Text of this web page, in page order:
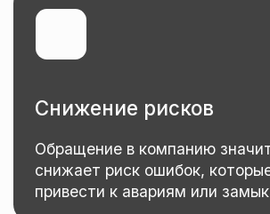
Экономия времени
Доверьте работу специалистам, чтобы
избежать дополнительных затрат
на исправление ошибок.